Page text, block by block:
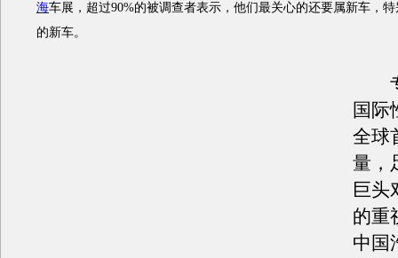
海车展，超过90%的被调查者表示，他们最关心的还要属新车，
的新车。
专
国际
全球
量，
巨头
的重
中国